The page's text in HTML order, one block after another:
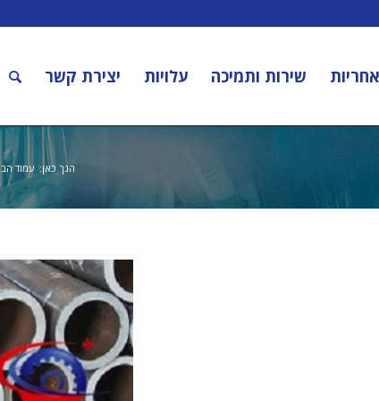
אחריות שירות ותמיכה עלויות יצירת קשר
הנך כאן: עמוד